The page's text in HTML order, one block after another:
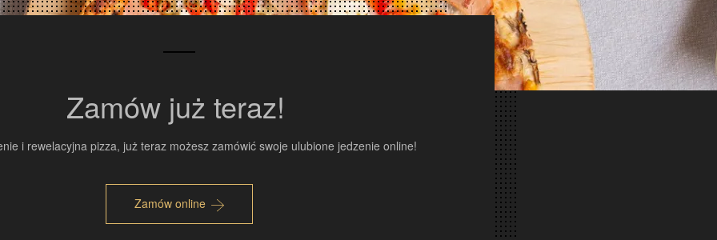
Zamów już teraz!
i rewelacyjna pizza, już teraz możesz zamówić swoje ulubione jedzenie online!
Zamów online